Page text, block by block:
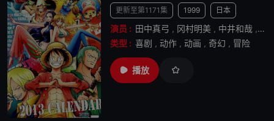
更新至第1171集 1999 日本
演员 : 田中真弓 , 冈村明美 , 中井和哉 , 山
类型 : 喜剧 , 动作 , 动画 , 奇幻 , 冒险
播放